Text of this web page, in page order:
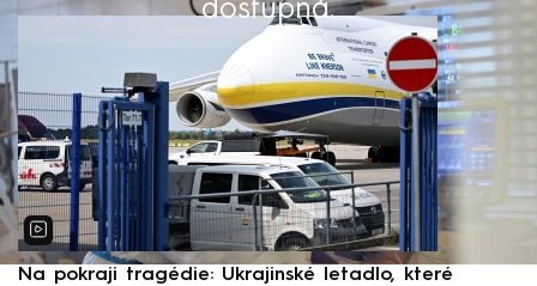
dostupná.
Na pokraji tragédie: Ukrajinské letadlo, které